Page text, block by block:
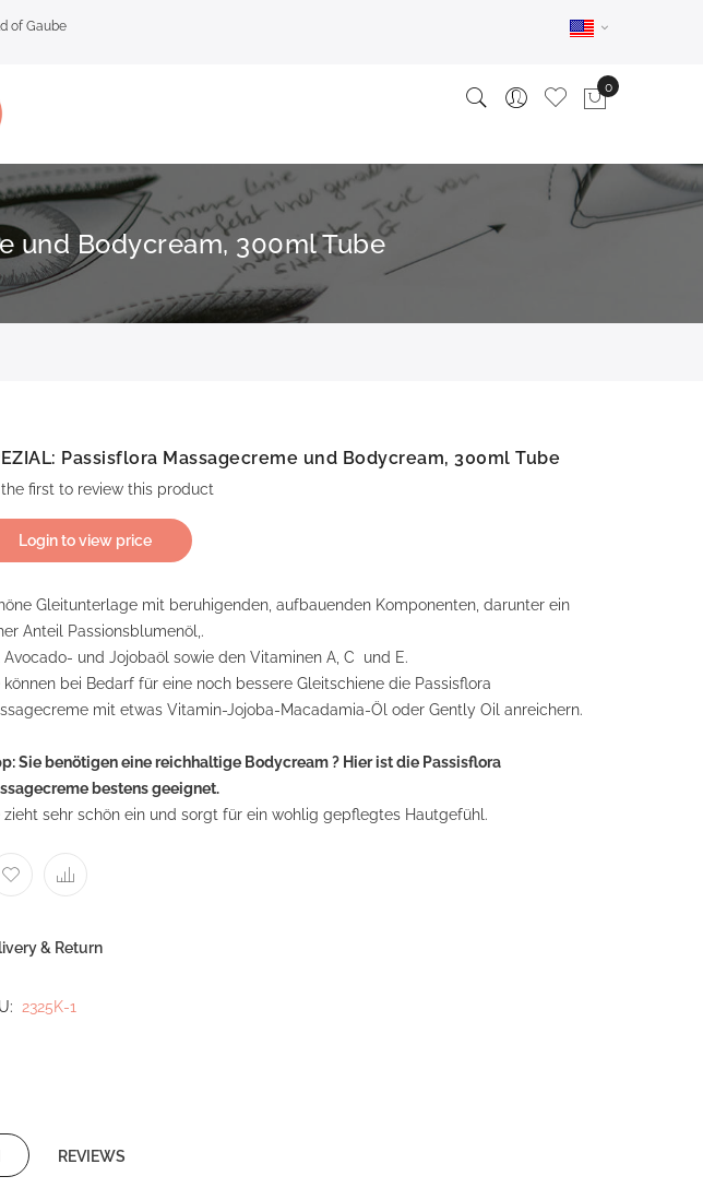
of Gaube
und Bodycream, 300ml Tube
Passisflora Massagecreme und Bodycream, 300ml Tube
the first to review this product
Login to view price
Gleitunterlage mit beruhigenden, aufbauenden Komponenten, darunter ein
Anteil Passionsblumenöl,.
Avocado- und Jojobaöl sowie den Vitaminen A, C und E.
können bei Bedarf für eine noch bessere Gleitschiene die Passisflora
mit etwas Vitamin-Jojoba-Macadamia-Öl oder Gently Oil anreichern.
Sie benötigen eine reichhaltige Bodycream ? Hier ist die Passisflora
bestens geeignet.
zieht sehr schön ein und sorgt für ein wohlig gepflegtes Hautgefühl.
& Return
2325K-1
REVIEWS